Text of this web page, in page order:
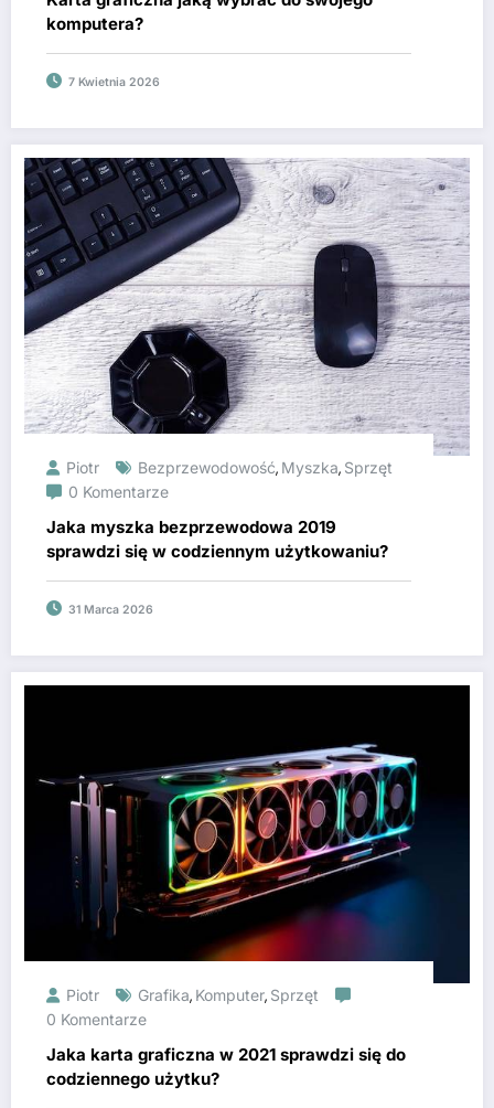
komputera?
7 Kwietnia 2026
Piotr Bezprzewodowość, Myszka, Sprzęt
0 Komentarze
Jaka myszka bezprzewodowa 2019
sprawdzi się w codziennym użytkowaniu?
31 Marca 2026
Piotr Grafika, Komputer, Sprzęt
0 Komentarze
Jaka karta graficzna w 2021 sprawdzi się do
codziennego użytku?